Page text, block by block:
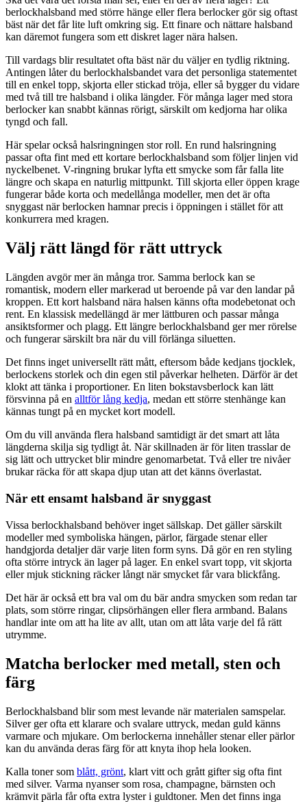
berlockhalsband med större hänge eller flera berlocker gör sig oftast
bäst när det får lite luft omkring sig. Ett finare och nättare halsband
kan däremot fungera som ett diskret lager nära halsen.
Till vardags blir resultatet ofta bäst när du väljer en tydlig riktning.
Antingen låter du berlockhalsbandet vara det personliga statementet
till en enkel topp, skjorta eller stickad tröja, eller så bygger du vidare
med två till tre halsband i olika längder. För många lager med stora
berlocker kan snabbt kännas rörigt, särskilt om kedjorna har olika
tyngd och fall.
Här spelar också halsringningen stor roll. En rund halsringning
passar ofta fint med ett kortare berlockhalsband som följer linjen vid
nyckelbenet. V-ringning brukar lyfta ett smycke som får falla lite
längre och skapa en naturlig mittpunkt. Till skjorta eller öppen krage
fungerar både korta och medellånga modeller, men det är ofta
snyggast när berlocken hamnar precis i öppningen i stället för att
konkurrera med kragen.
Välj rätt längd för rätt uttryck
Längden avgör mer än många tror. Samma berlock kan se
romantisk, modern eller markerad ut beroende på var den landar på
kroppen. Ett kort halsband nära halsen känns ofta modebetonat och
rent. En klassisk medellängd är mer lättburen och passar många
ansiktsformer och plagg. Ett längre berlockhalsband ger mer rörelse
och fungerar särskilt bra när du vill förlänga siluetten.
Det finns inget universellt rätt mått, eftersom både kedjans tjocklek,
berlockens storlek och din egen stil påverkar helheten. Därför är det
klokt att tänka i proportioner. En liten bokstavsberlock kan lätt
försvinna på en alltför lång kedja, medan ett större stenhänge kan
kännas tungt på en mycket kort modell.
Om du vill använda flera halsband samtidigt är det smart att låta
längderna skilja sig tydligt åt. När skillnaden är för liten trasslar de
sig lätt och uttrycket blir mindre genomarbetat. Två eller tre nivåer
brukar räcka för att skapa djup utan att det känns överlastat.
När ett ensamt halsband är snyggast
Vissa berlockhalsband behöver inget sällskap. Det gäller särskilt
modeller med symboliska hängen, pärlor, färgade stenar eller
handgjorda detaljer där varje liten form syns. Då gör en ren styling
ofta större intryck än lager på lager. En enkel svart topp, vit skjorta
eller mjuk stickning räcker långt när smycket får vara blickfång.
Det här är också ett bra val om du bär andra smycken som redan tar
plats, som större ringar, clipsörhängen eller flera armband. Balans
handlar inte om att ha lite av allt, utan om att låta varje del få rätt
utrymme.
Matcha berlocker med metall, sten och
färg
Berlockhalsband blir som mest levande när materialen samspelar.
Silver ger ofta ett klarare och svalare uttryck, medan guld känns
varmare och mjukare. Om berlockerna innehåller stenar eller pärlor
kan du använda deras färg för att knyta ihop hela looken.
Kalla toner som blått, grönt, klart vitt och grått gifter sig ofta fint
med silver. Varma nyanser som rosa, champagne, bärnsten och
krämvit pärla får ofta extra lyster i guldtoner. Men det finns inga